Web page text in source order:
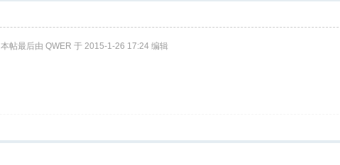
本帖最后由 QWER 于 2015-1-26 17:24 编辑